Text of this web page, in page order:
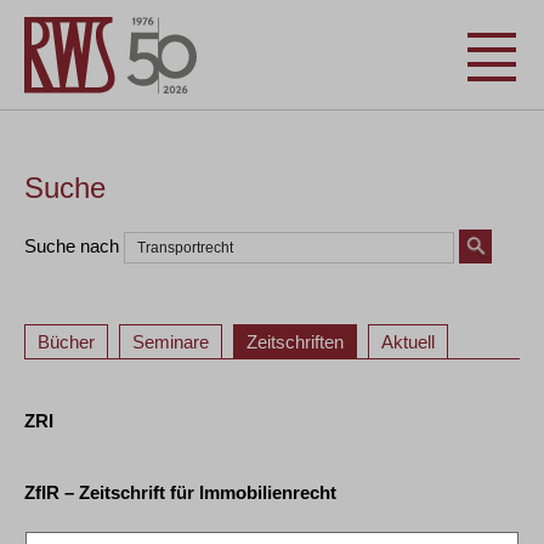
Suche
Suche nach
Bücher Seminare Zeitschriften Aktuell
ZRI
ZfIR – Zeitschrift für Immobilienrecht